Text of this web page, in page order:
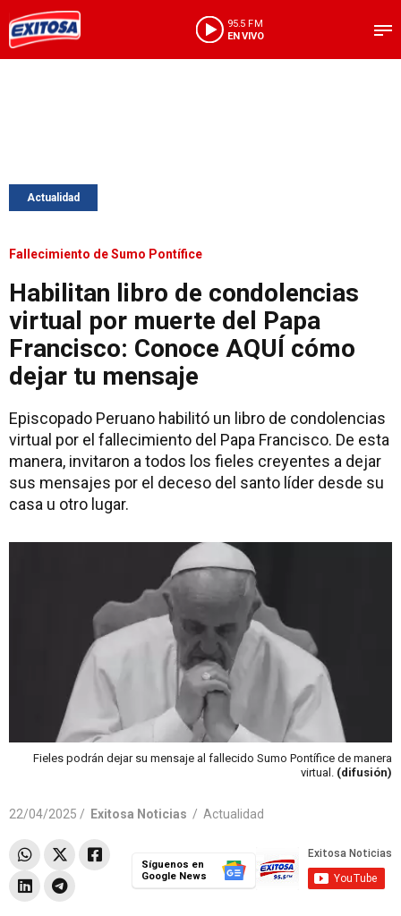
95.5 FM
EN VIVO
Actualidad
Fallecimiento de Sumo Pontífice
Habilitan libro de condolencias
virtual por muerte del Papa
Francisco: Conoce AQUÍ cómo
dejar tu mensaje
Episcopado Peruano habilitó un libro de condolencias
virtual por el fallecimiento del Papa Francisco. De esta
manera, invitaron a todos los fieles creyentes a dejar
sus mensajes por el deceso del santo líder desde su
casa u otro lugar.
Fieles podrán dejar su mensaje al fallecido Sumo Pontífice de manera
virtual. (difusión)
22/04/2025 / Exitosa Noticias / Actualidad
Síguenos en
Google News